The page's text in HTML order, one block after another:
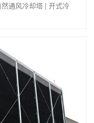
然通风冷却塔 | 开式冷